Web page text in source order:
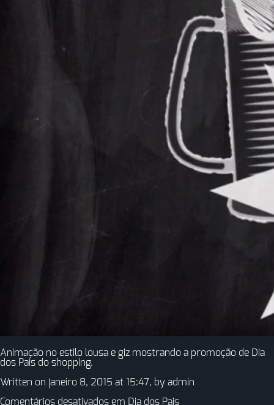
Animação no estilo lousa e giz mostrando a promoção de Dia
dos Pais do shopping.
Written on janeiro 8, 2015 at 15:47, by admin
Comentários desativados em Dia dos Pais